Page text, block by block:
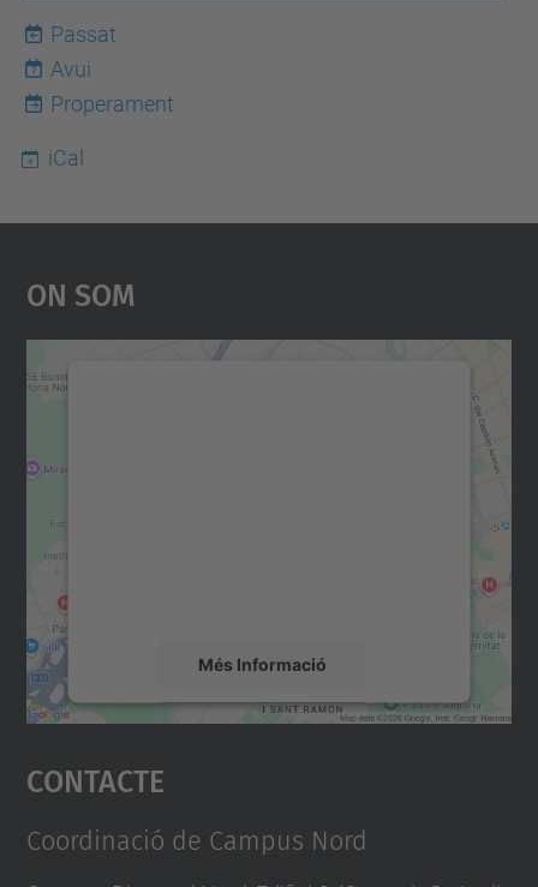
Passat
7
Avui
Properament
iCal
On Som
Més Informació
Accepta
powered by
Contacte
Coordinació de Campus Nord